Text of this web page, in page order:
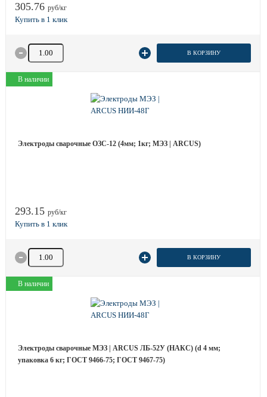
305.76 руб/кг
Количество товара В КОРЗИНУ
В наличии
Электроды сварочные ОЗС-12 (4мм; 1кг; МЭЗ | ARCUS)
293.15 руб/кг
Количество товара В КОРЗИНУ
В наличии
Электроды сварочные МЭЗ | ARCUS ЛБ-52У (НАКС) (d 4 мм;
упаковка 6 кг; ГОСТ 9466-75; ГОСТ 9467-75)